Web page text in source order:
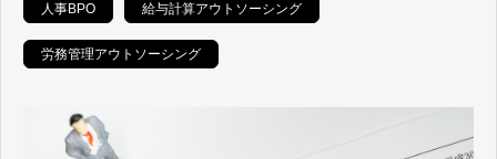
人事BPO 給与計算アウトソーシング
労務管理アウトソーシング